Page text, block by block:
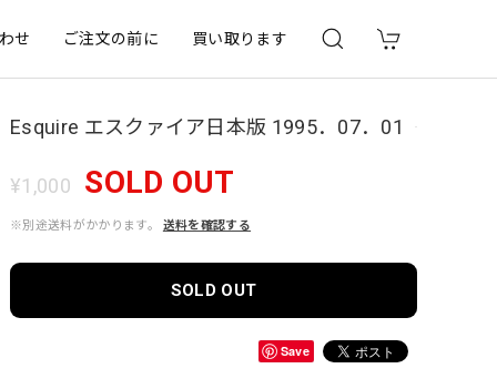
せ ご注文の前に 買い取ります
Esquire エスクァイア日本版 1995．07．01
¥1,000 SOLD OUT
※別途送料がかかります。 送料を確認する
SOLD OUT
Save